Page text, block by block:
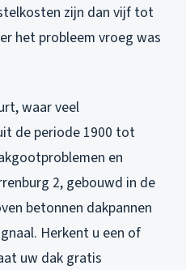
zijn dan vijf tot
het probleem vroeg was
waar veel
de periode 1900 tot
en
2, gebouwd in de
betonnen dakpannen
Herkent u een of
uw dak gratis